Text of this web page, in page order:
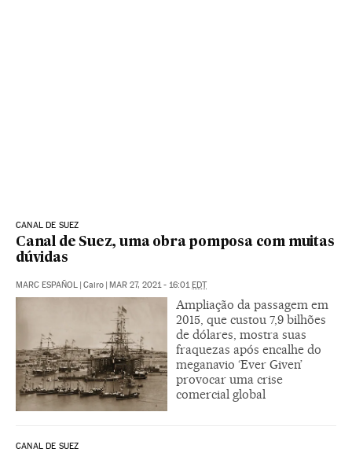
CANAL DE SUEZ
Canal de Suez, uma obra pomposa com muitas
dúvidas
MARC ESPAÑOL Cairo MAR 27, 2021 - 16:01 EDT
Ampliação da passagem em
2015, que custou 7,9 bilhões
de dólares, mostra suas
fraquezas após encalhe do
meganavio ‘Ever Given’
provocar uma crise
comercial global
CANAL DE SUEZ